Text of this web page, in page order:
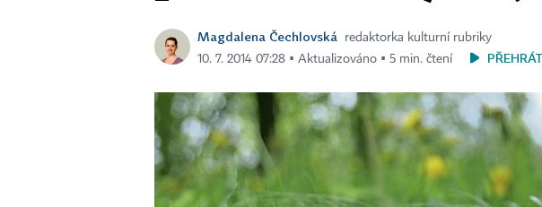
Magdalena Čechlovská
redaktorka kulturní rubriky
10. 7. 2014 07:28 ▪ Aktualizováno ▪ 5 min. čtení